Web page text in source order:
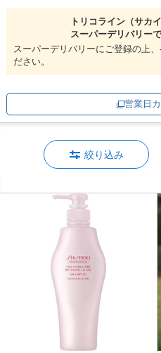
トリコライン（サカ
スーパーデリバリー
スーパーデリバリーにご登録の上
ださい。
営業日
絞り込み